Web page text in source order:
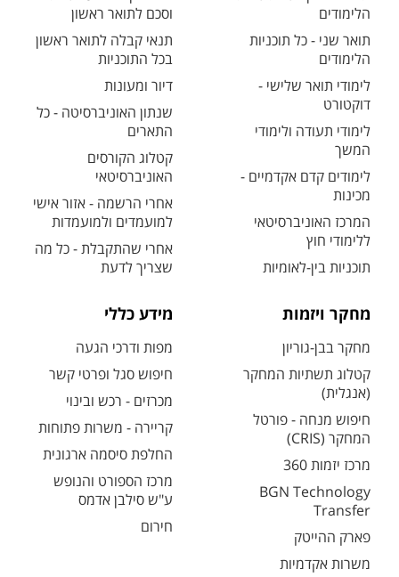
הלימודים
תואר שני - כל תוכניות
הלימודים
לימודי תואר שלישי -
דוקטורט
לימודי תעודה ולימודי
המשך
לימודים קדם אקדמיים -
מכינות
המרכז האוניברסיטאי
ללימודי חוץ
תוכניות בין-לאומיות
וסכם לתואר ראשון
תנאי קבלה לתואר ראשון
בכל התוכניות
דיור ומעונות
שנתון האוניברסיטה - כל
התארים
קטלוג הקורסים
האוניברסיטאי
אחרי הרשמה - אזור אישי
למועמדים ולמועמדות
אחרי שהתקבלת - כל מה
שצריך לדעת
מחקר ויזמות
מחקר בבן-גוריון
קטלוג תשתיות המחקר
(אנגלית)
חיפוש מנחה - פורטל
המחקר (CRIS)
מרכז יזמות 360
BGN Technology
Transfer
פארק ההייטק
משרות אקדמיות
מידע כללי
מפות ודרכי הגעה
חיפוש סגל ופרטי קשר
מכרזים - רכש ובינוי
קריירה - משרות פתוחות
החלפת סיסמה ארגונית
מרכז הספורט והנופש
ע"ש סילבן אדמס
חירום